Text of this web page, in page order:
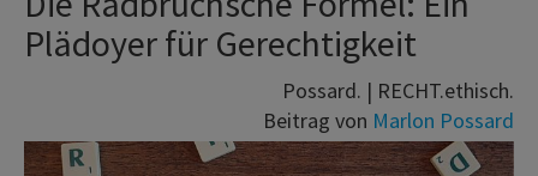
Plädoyer für Gerechtigkeit
Possard. | RECHT.ethisch.
Beitrag von Marlon Possard